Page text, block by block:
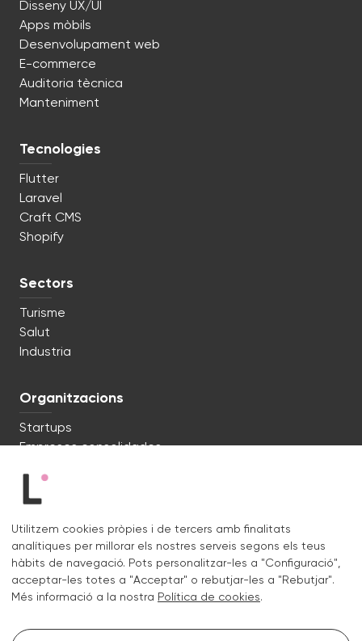
Estem preparats. Parlem?
c/ Lluís Muntadas 8, 08035 Barcelona
+34 722 670 621
hello@liquid.cat
Disseny UX/UI
Apps mòbils
Desenvolupament web
E-commerce
Auditoria tècnica
Manteniment
Tecnologies
Flutter
Laravel
Craft CMS
Shopify
Sectors
Turisme
Salut
Industria
Organitzacions
Startups
Empreses consolidades
Utilitzem cookies pròpies i de tercers amb finalitats
analítiques per millorar els nostres serveis segons els teus
hàbits de navegació. Pots personalitzar-les a "Configuració",
acceptar-les totes a "Acceptar" o rebutjar-les a "Rebutjar".
Més informació a la nostra Política de cookies.